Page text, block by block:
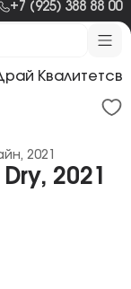
+7 (925) 388 88 00
2021
2021